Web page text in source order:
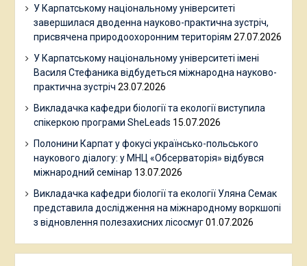
У Карпатському національному університеті
завершилася дводенна науково-практична зустріч,
присвячена природоохоронним територіям 27.07.2026
У Карпатському національному університеті імені
Василя Стефаника відбудеться міжнародна науково-
практична зустріч 23.07.2026
Викладачка кафедри біології та екології виступила
спікеркою програми SheLeads 15.07.2026
Полонини Карпат у фокусі українсько-польського
наукового діалогу: у МНЦ «Обсерваторія» відбувся
міжнародний семінар 13.07.2026
Викладачка кафедри біології та екології Уляна Семак
представила дослідження на міжнародному воркшопі
з відновлення полезахисних лісосмуг 01.07.2026